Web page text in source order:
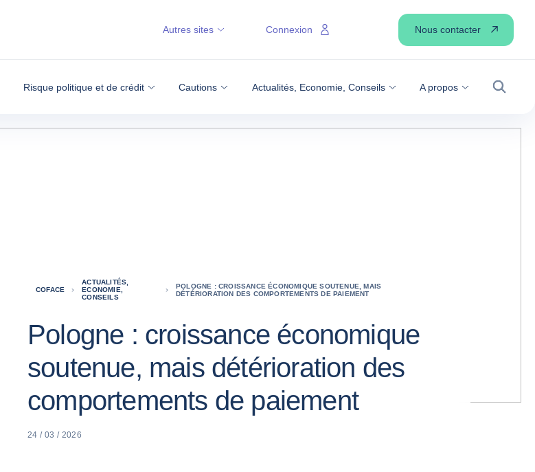
Risque politique et de crédit Cautions Actualités, Economie, Conseils A propos
Autres sites Connexion Nous contacter
COFACE
ACTUALITÉS,
ECONOMIE,
CONSEILS
POLOGNE : CROISSANCE ÉCONOMIQUE SOUTENUE, MAIS
DÉTÉRIORATION DES COMPORTEMENTS DE PAIEMENT
Pologne : croissance économique
soutenue, mais détérioration des
comportements de paiement
24 / 03 / 2026